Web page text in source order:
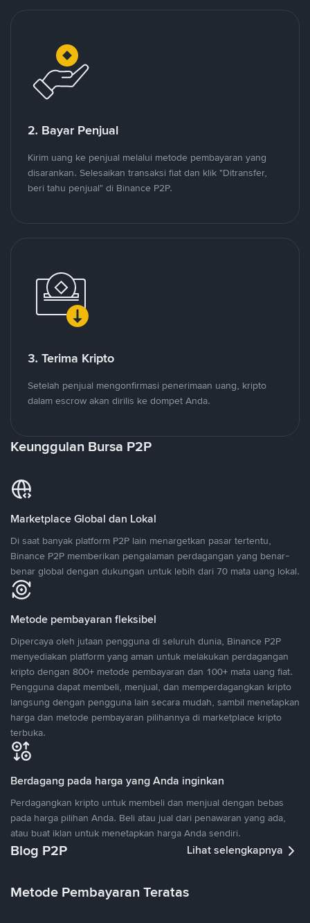
2. Bayar Penjual
Kirim uang ke penjual melalui metode pembayaran yang
disarankan. Selesaikan transaksi fiat dan klik "Ditransfer,
beri tahu penjual" di Binance P2P.
3. Terima Kripto
Setelah penjual mengonfirmasi penerimaan uang, kripto
dalam escrow akan dirilis ke dompet Anda.
Keunggulan Bursa P2P
Marketplace Global dan Lokal
Di saat banyak platform P2P lain menargetkan pasar tertentu,
Binance P2P memberikan pengalaman perdagangan yang benar-
benar global dengan dukungan untuk lebih dari 70 mata uang lokal.
Metode pembayaran fleksibel
Dipercaya oleh jutaan pengguna di seluruh dunia, Binance P2P
menyediakan platform yang aman untuk melakukan perdagangan
kripto dengan 800+ metode pembayaran dan 100+ mata uang fiat.
Pengguna dapat membeli, menjual, dan memperdagangkan kripto
langsung dengan pengguna lain secara mudah, sambil menetapkan
harga dan metode pembayaran pilihannya di marketplace kripto
terbuka.
Berdagang pada harga yang Anda inginkan
Perdagangkan kripto untuk membeli dan menjual dengan bebas
pada harga pilihan Anda. Beli atau jual dari penawaran yang ada,
atau buat iklan untuk menetapkan harga Anda sendiri.
Blog P2P Lihat selengkapnya
Metode Pembayaran Teratas